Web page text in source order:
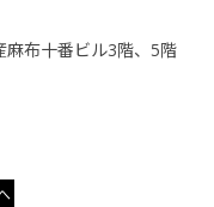
布十番ビル3階、5階